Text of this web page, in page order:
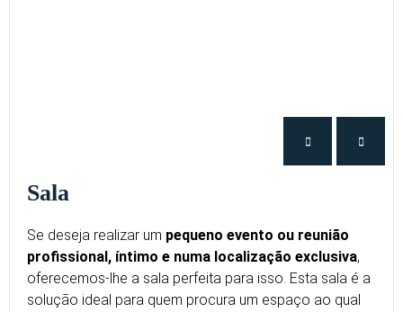
Sala
Se deseja realizar um pequeno evento ou reunião
profissional, íntimo e numa localização exclusiva,
oferecemos-lhe a sala perfeita para isso. Esta sala é a
solução ideal para quem procura um espaço ao qual